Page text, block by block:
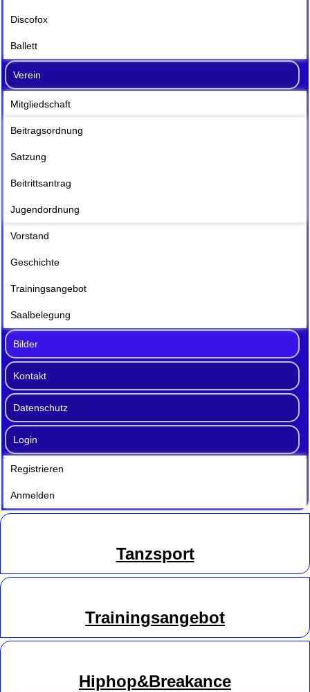
Discofox
Ballett
Verein
Mitgliedschaft
Beitragsordnung
Satzung
Beitrittsantrag
Jugendordnung
Vorstand
Geschichte
Trainingsangebot
Saalbelegung
Bilder
Kontakt
Datenschutz
Login
Registrieren
Anmelden
Tanzsport
Trainingsangebot
Hiphop&Breakance